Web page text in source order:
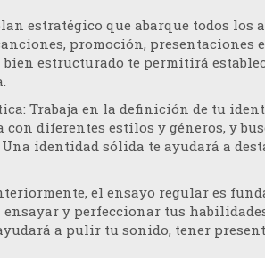
estratégico que abarque todos los
promoción, presentaciones
estructurado te permitirá
: Trabaja en la definición de tu
diferentes estilos y géneros, y
identidad sólida te ayudará a
el ensayo regular es
ensayar y perfeccionar tus
a pulir tu sonido, tener